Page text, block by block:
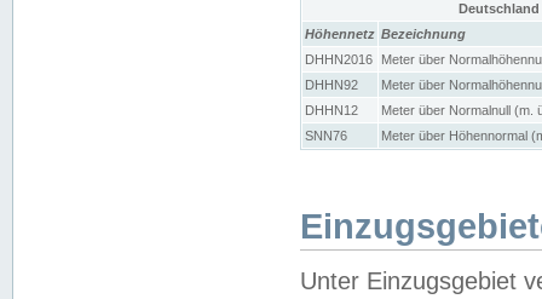
Höhennetz Bezeichnung
DHHN2016
Meter über
DHHN92
Meter über
DHHN12
Meter über Normalnull (m.
SNN76
Meter über Höhennormal
Unter Einzugsgebiet